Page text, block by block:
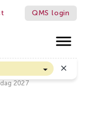
QMS login
2027